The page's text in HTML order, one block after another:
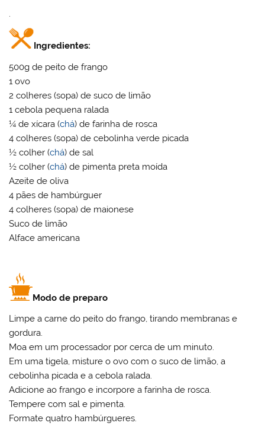
.
Ingredientes:
500g de peito de frango
1 ovo
2 colheres (sopa) de suco de limão
1 cebola pequena ralada
¼ de xícara (chá) de farinha de rosca
4 colheres (sopa) de cebolinha verde picada
½ colher (chá) de sal
½ colher (chá) de pimenta preta moída
Azeite de oliva
4 pães de hambúrguer
4 colheres (sopa) de maionese
Suco de limão
Alface americana
Modo de preparo
Limpe a carne do peito do frango, tirando membranas e
gordura.
Moa em um processador por cerca de um minuto.
Em uma tigela, misture o ovo com o suco de limão, a
cebolinha picada e a cebola ralada.
Adicione ao frango e incorpore a farinha de rosca.
Tempere com sal e pimenta.
Formate quatro hambúrgueres.